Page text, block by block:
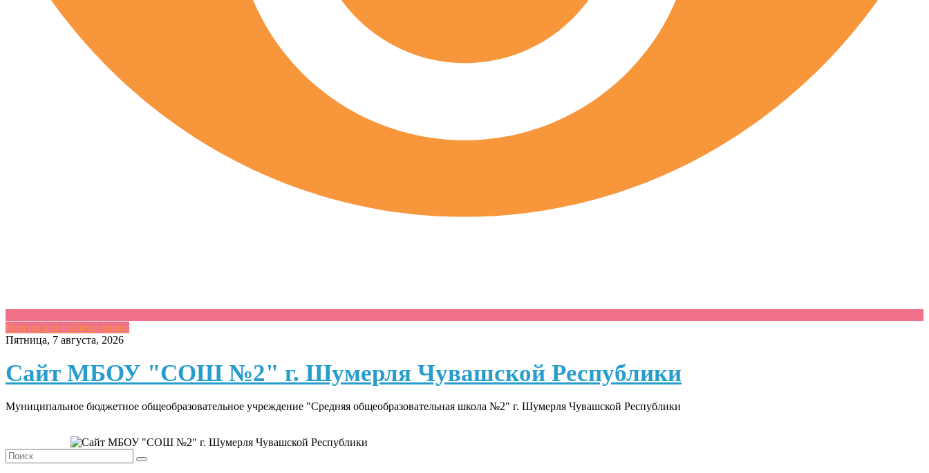
Версия для слабовидящих
Skip
content
Пятница, 7 августа, 2026
Сайт МБОУ "СОШ №2" г. Шумерля Чувашской Республики
Муниципальное бюджетное общеобразовательное учреждение "Средняя общеобразовательная школа №2" г. Шумерля Чувашской Республики